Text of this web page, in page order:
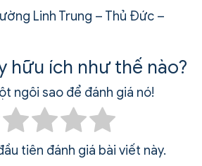
Linh Trung – Thủ Đức –
hữu ích như thế nào?
ngôi sao để đánh giá nó!
tiên đánh giá bài viết này.